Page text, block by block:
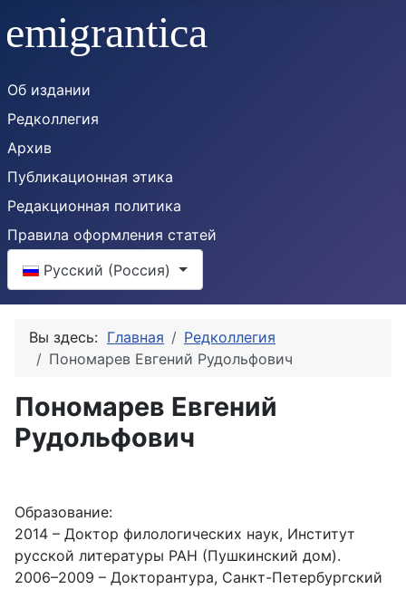
Об издании
Редколлегия
Архив
Публикационная этика
Редакционная политика
Правила оформления статей
Выберите язык
Русский (Россия)
Вы здесь: Главная
Редколлегия
Пономарев Евгений Рудольфович
Пономарев Евгений
Рудольфович
Образование:
2014 – Доктор филологических наук, Институт
русской литературы РАН (Пушкинский дом).
2006–2009 – Докторантура, Санкт-Петербургский